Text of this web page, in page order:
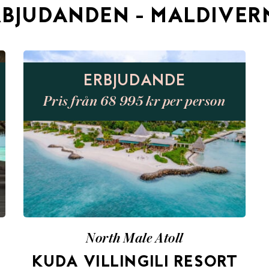
-
ERBJUDANDE
Pris från 68 995 kr per person
North Male Atoll
KUDA VILLINGILI RESORT